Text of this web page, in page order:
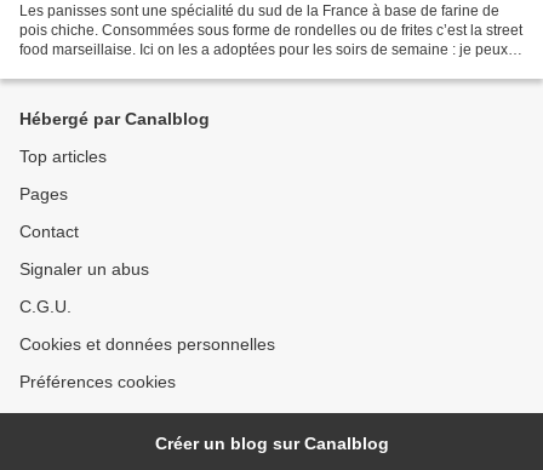
Les panisses sont une spécialité du sud de la France à base de farine de
pois chiche. Consommées sous forme de rondelles ou de frites c’est la street
food marseillaise. Ici on les a adoptées pour les soirs de semaine : je peux
Hébergé par Canalblog
Top articles
Pages
Contact
Signaler un abus
C.G.U.
Cookies et données personnelles
Préférences cookies
Créer un blog sur Canalblog